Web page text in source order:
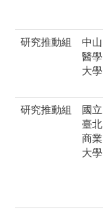
研究推動組
中山
醫學
大學
研究推動組
國立
臺北
商業
大學